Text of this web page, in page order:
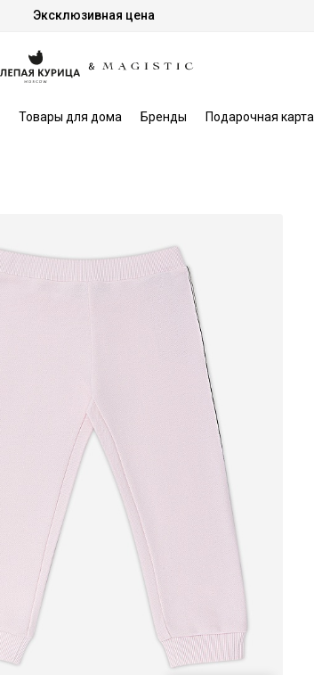
Эксклюзивная цена
Товары для дома Бренды Подарочная карта